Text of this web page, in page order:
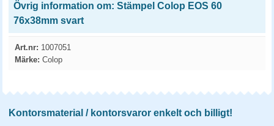
Övrig information om: Stämpel Colop EOS 60
76x38mm svart
Art.nr: 1007051
Märke: Colop
Kontorsmaterial / kontorsvaror enkelt och billigt!